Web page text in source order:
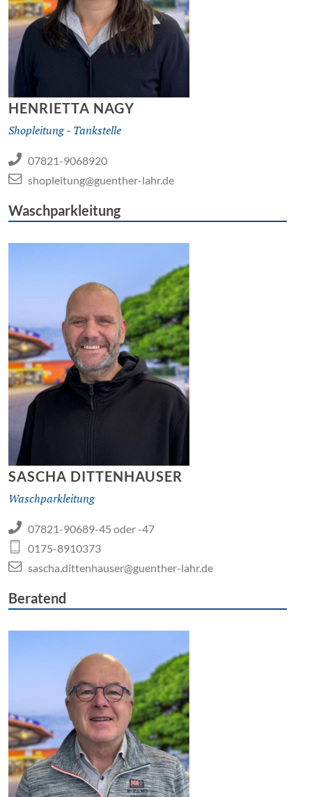
HENRIETTA NAGY
Shopleitung - Tankstelle
07821-9068920
shopleitung@guenther-lahr.de
Waschparkleitung
SASCHA DITTENHAUSER
Waschparkleitung
07821-90689-45 oder -47
0175-8910373
sascha.dittenhauser@guenther-lahr.de
Beratend